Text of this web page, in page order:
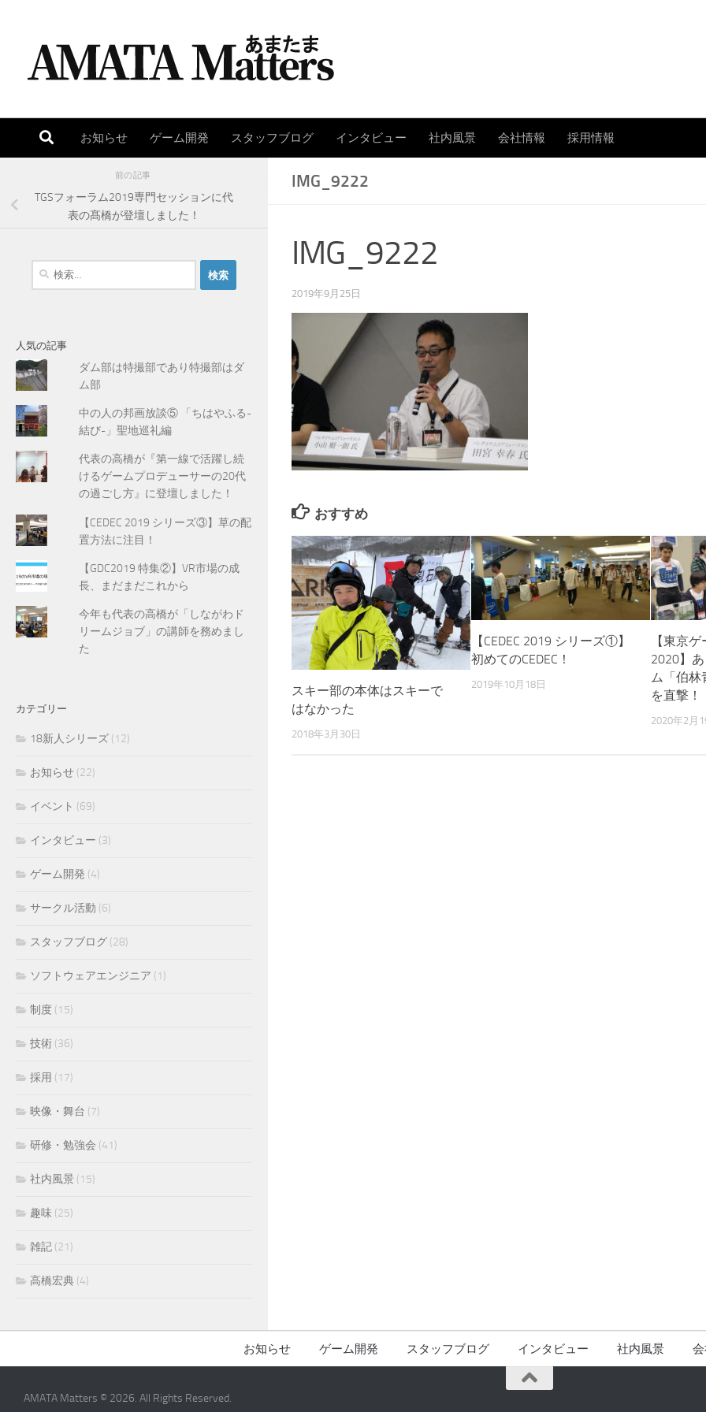
お知らせ ゲーム開発 スタッフブログ インタビュー 社内風景 会社情報 採用情報
IMG_9222
IMG_9222
2019年9月25日
おすすめ
スキー部の本体はスキーで
はなかった
2018年3月30日
【CEDEC 2019 シリーズ①】
初めてのCEDEC！
2019年10月18日
【東京
2020】
ム「伯林
を直撃！
2020年2月
前の記事
TGSフォーラム2019専門セッションに代
表の髙橋が登壇しました！
検
人気の記事
ダム部は特撮部であり特撮部はダ
ム部
中の人の邦画放談⑤ 「ちはやふる-
結び-」聖地巡礼編
代表の高橋が『第一線で活躍し続
けるゲームプロデューサーの20代
の過ごし方』に登壇しました！
【CEDEC 2019 シリーズ③】草の配
置方法に注目！
【GDC2019 特集②】VR市場の成
長、まだまだこれから
今年も代表の高橋が「しながわド
リームジョブ」の講師を務めまし
た
カテゴリー
18新人シリーズ (12)
お知らせ (22)
イベント (69)
インタビュー (3)
ゲーム開発 (4)
サークル活動 (6)
スタッフブログ (28)
ソフトウェアエンジニア (1)
制度 (15)
技術 (36)
採用 (17)
映像・舞台 (7)
研修・勉強会 (41)
社内風景 (15)
趣味 (25)
雑記 (21)
高橋宏典 (4)
お知らせ ゲーム開発 スタッフブログ インタビュー 社内風景
AMATA Matters © 2026. All Rights Reserved.